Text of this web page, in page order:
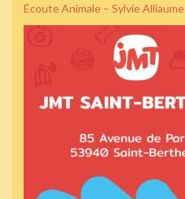
Écoute Animale – Sylvie Alliaume